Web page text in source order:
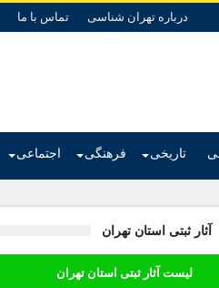
درباره تهران شناسی تماس با ما
تاریخی فرهنگی اجتماعی
آثار ثبتی استان تهران
لیست آثار ثبتی استان تهران